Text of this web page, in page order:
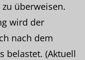
überweisen.
wird der
nach dem
belastet. (Aktuell